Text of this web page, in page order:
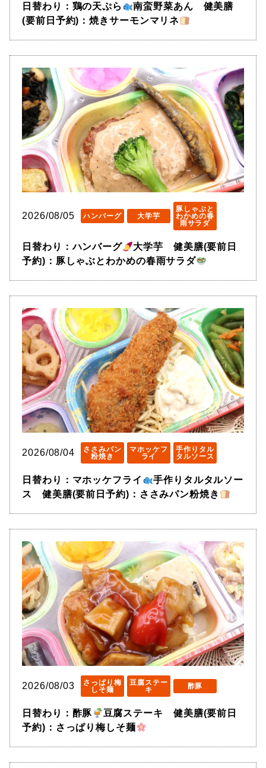
日替わり：鶏の天ぷら
南蛮野菜あん 健美膳
(要前日予約)：焼きサーモンマリネ
2026/08/05 ハンバーグ 大学芋
豚しゃぶと
わかめの春
雨サラダ
日替わり：ハンバーグ
大学芋 健美膳(要前日
予約)：豚しゃぶとわかめの春雨サラダ
2026/08/04
ささみパン
粉焼き
マホッケフ
ライ
手作りタル
タルソース
日替わり：マホッケフライ
手作りタルタルソー
ス 健美膳(要前日予約)：ささみパン粉焼き
2026/08/03
さっぱり梅
しそ麺
豆腐ステー
キ
酢豚
日替わり：酢豚
豆腐ステーキ 健美膳(要前日
予約)：さっぱり梅しそ麺